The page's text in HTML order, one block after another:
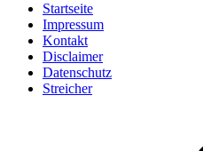
Startseite
Impressum
Kontakt
Disclaimer
Datenschutz
Streicher